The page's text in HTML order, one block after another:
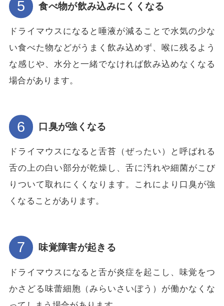
食べ物が飲み込みにくくなる
ドライマウスになると唾液が減ることで水気の少な
い食べた物などがうまく飲み込めず、喉に残るよう
な感じや、水分と一緒でなければ飲み込めなくなる
場合があります。
口臭が強くなる
ドライマウスになると舌苔（ぜったい）と呼ばれる
舌の上の白い部分が乾燥し、舌に汚れや細菌がこび
りついて取れにくくなります。これにより口臭が強
くなることがあります。
味覚障害が起きる
ドライマウスになると舌が炎症を起こし、味覚をつ
かさどる味蕾細胞（みらいさいぼう）が働かなくな